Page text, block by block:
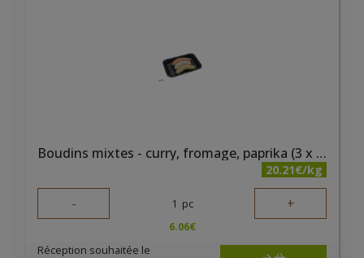
Boudins mixtes - curry, fromage, paprika (3 x 95 gr) bio PQA
20.21€/kg
- 1 pc +
6.06€
Réception souhaitée le